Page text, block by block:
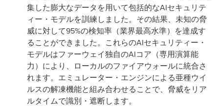
集した膨大なデータを用いて包括的なAIセキュリテ
ィー・モデルを訓練しました。その結果、未知の脅
威に対して95%の検知率（業界最高水準）を達成す
ることができました。これらのAIセキュリティー・
モデルはファーウェイ独自のAIコア（専用演算能
力）により、ローカルのファイアウォールに統合さ
れます。エミュレーター・エンジンによる亜種ウイ
ルスの解凍機能と組み合わせることで、脅威をリア
ルタイムで識別・遮断します。